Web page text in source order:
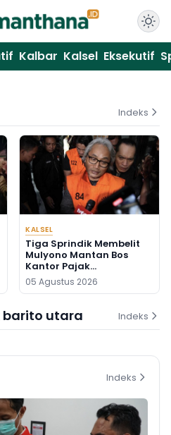
Kalbar Kalsel Eksekutif
Indeks
KALSEL
Tiga Sprindik Membelit
Mulyono Mantan Bos
Kantor Pajak
Banjarmasin
05 Agustus 2026
utara Indeks
Indeks